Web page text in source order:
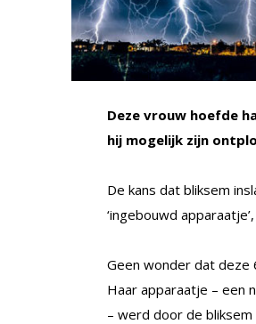
Deze vrouw hoefde
hij mogelijk zijn
De kans dat bliksem
‘ingebouwd
Geen wonder dat deze
Haar apparaatje – een
– werd door de